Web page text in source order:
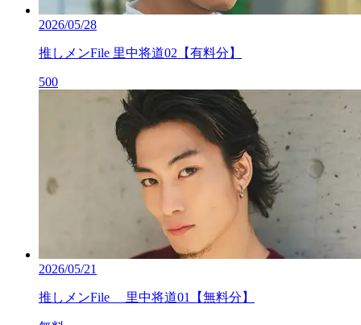
2026/05/28
推しメンFile 里中将道02【有料分】
500
2026/05/21
推しメンFile 里中将道01【無料分】